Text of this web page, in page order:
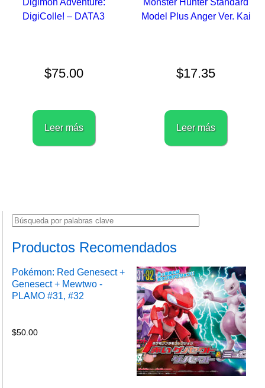
Digimon Adventure:
DigiColle! – DATA3
$75.00
Leer más
Monster Hunter Standard
Model Plus Anger Ver. Kai
$17.35
Leer más
Productos Recomendados
Pokémon: Red Genesect +
Genesect + Mewtwo -
PLAMO #31, #32
$50.00